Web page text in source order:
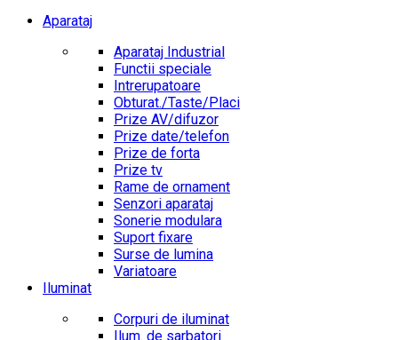
Aparataj
Aparataj Industrial
Functii speciale
Intrerupatoare
Obturat./Taste/Placi
Prize AV/difuzor
Prize date/telefon
Prize de forta
Prize tv
Rame de ornament
Senzori aparataj
Sonerie modulara
Suport fixare
Surse de lumina
Variatoare
Iluminat
Corpuri de iluminat
Ilum. de sarbatori